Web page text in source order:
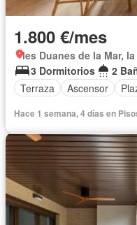
1.800 €/mes
les Duanes de la Mar,
3 Dormitorios
2
Terraza
Ascensor
Hace 1 semana, 4 días en